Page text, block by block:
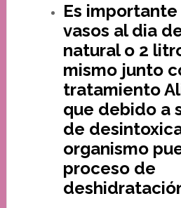
Es
vasos al dia
natural o 2
mismo junto
tratamiento
que debido a
de
organismo
proceso de